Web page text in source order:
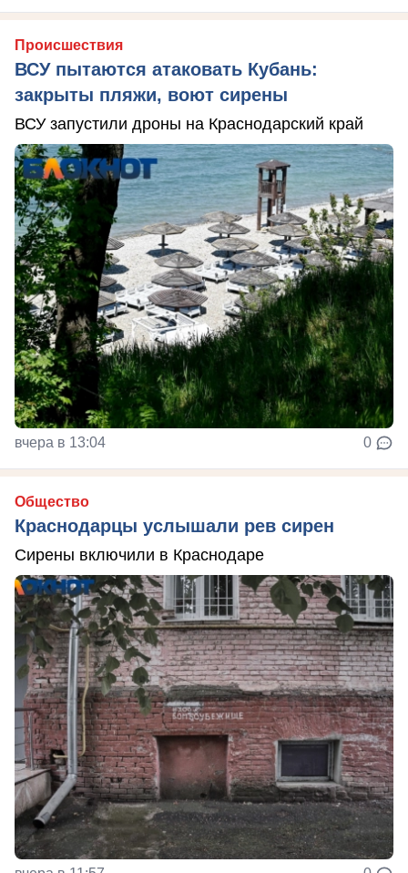
Происшествия
ВСУ пытаются атаковать Кубань:
закрыты пляжи, воют сирены
ВСУ запустили дроны на Краснодарский край
вчера в 13:04 0
Общество
Краснодарцы услышали рев сирен
Сирены включили в Краснодаре